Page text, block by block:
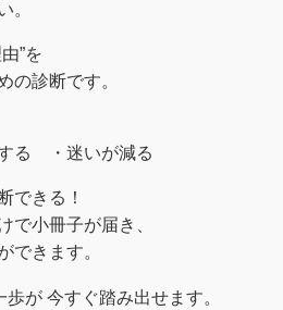
。
”を
の診断です。
る ・迷いが減る
できる！
で小冊子が届き、
できます。
が 今すぐ踏み出せます。